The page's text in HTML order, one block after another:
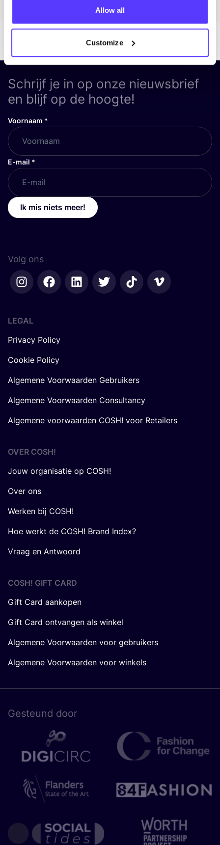
Allow all
Customize
Schrijf je in op onze nieuwsbrief
en blijf op de hoogte!
Voornaam *
E-mail *
Ik mis niets meer!
Volg ons
LEGAL
Privacy Policy
Cookie Policy
Algemene Voorwaarden Gebruikers
Algemene Voorwaarden Consultancy
Algemene voorwaarden COSH! voor Retailers
OVER COSH!
Jouw organisatie op COSH!
Over ons
Werken bij COSH!
Hoe werkt de COSH! Brand Index?
Vraag en Antwoord
COSH! GIFT CARD
Gift Card aankopen
Gift Card ontvangen als winkel
Algemene Voorwaarden voor gebruikers
Algemene Voorwaarden voor winkels
Gesteund door